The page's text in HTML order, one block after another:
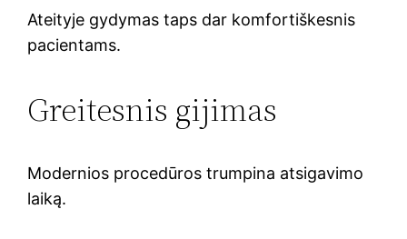
Ateityje gydymas taps dar komfortiškesnis
pacientams.
Greitesnis gijimas
Modernios procedūros trumpina atsigavimo
laiką.